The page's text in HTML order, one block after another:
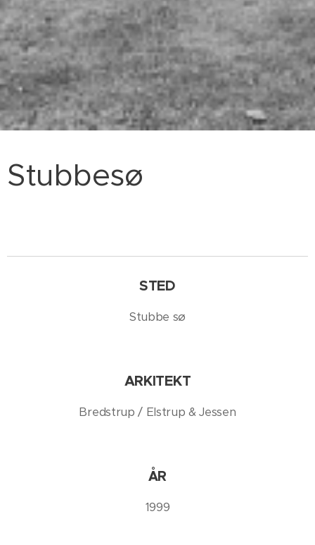
Stubbesø
STED
Stubbe sø
ARKITEKT
Bredstrup / Elstrup & Jessen
ÅR
1999